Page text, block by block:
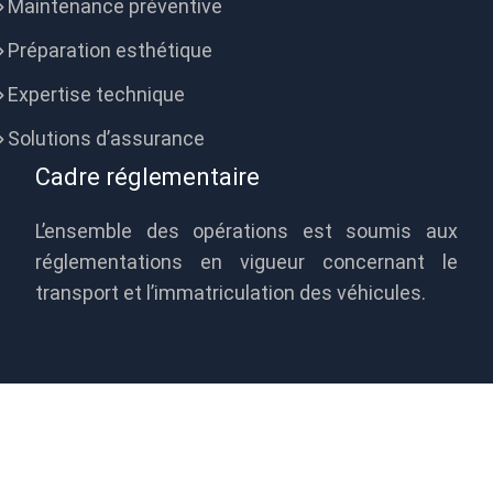
Maintenance préventive
Préparation esthétique
Expertise technique
Solutions d’assurance
Cadre réglementaire
L’ensemble des opérations est soumis aux
réglementations en vigueur concernant le
transport et l’immatriculation des véhicules.